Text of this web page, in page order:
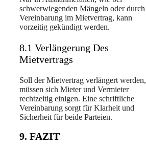
schwerwiegenden Mängeln oder durch
Vereinbarung im Mietvertrag, kann
vorzeitig gekündigt werden.
8.1 Verlängerung Des
Mietvertrags
Soll der Mietvertrag verlängert werden,
müssen sich Mieter und Vermieter
rechtzeitig einigen. Eine schriftliche
Vereinbarung sorgt für Klarheit und
Sicherheit für beide Parteien.
9. FAZIT